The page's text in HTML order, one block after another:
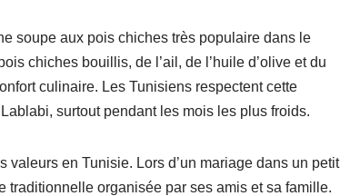
soupe aux pois chiches très populaire dans le
chiches bouillis, de l’ail, de l’huile d’olive et du
culinaire. Les Tunisiens respectent cette
surtout pendant les mois les plus froids.
en Tunisie. Lors d’un mariage dans un petit
organisée par ses amis et sa famille.